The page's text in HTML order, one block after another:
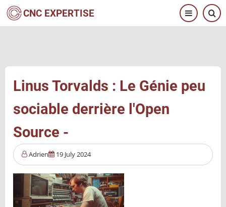
Aller
au
CNC EXPERTISE
Linus Torvalds : Le Génie peu
sociable derrière l'Open
Source -
Adrien 19 July 2024